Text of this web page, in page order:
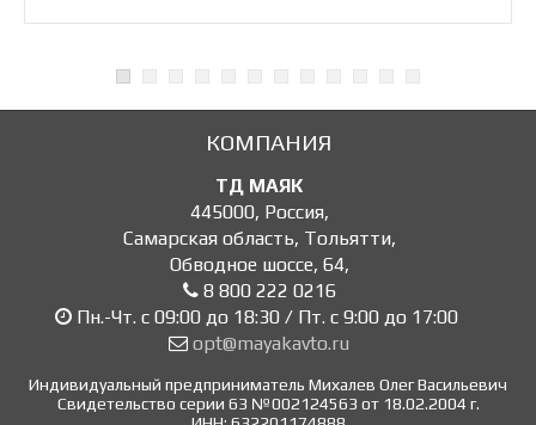
КОМПАНИЯ
ТД МАЯК
445000, Россия,
Самарская область, Тольятти,
Обводное шоссе, 64,
8 800 222 0216
Пн.-Чт. с 09:00 до 18:30 / Пт. с 9:00 до 17:00
opt@mayakavto.ru
Индивидуальный предприниматель Михалев Олег Васильевич
Свидетельство серии 63 №002124563 от 18.02.2004 г.